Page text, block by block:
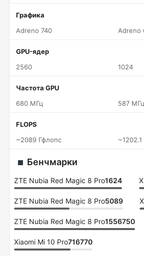
Графика
Adreno 740
Adreno
GPU-ядер
2560
1024
Частота GPU
680 МГц
587 МГц
FLOPS
~2089 Гфлопс
Бенчмарки
ZTE Nubia Red Magic 8 Pro1624
ZTE Nubia Red Magic 8 Pro5089
ZTE Nubia Red Magic 8 Pro1556750
Xiaomi Mi 10 Pro716770